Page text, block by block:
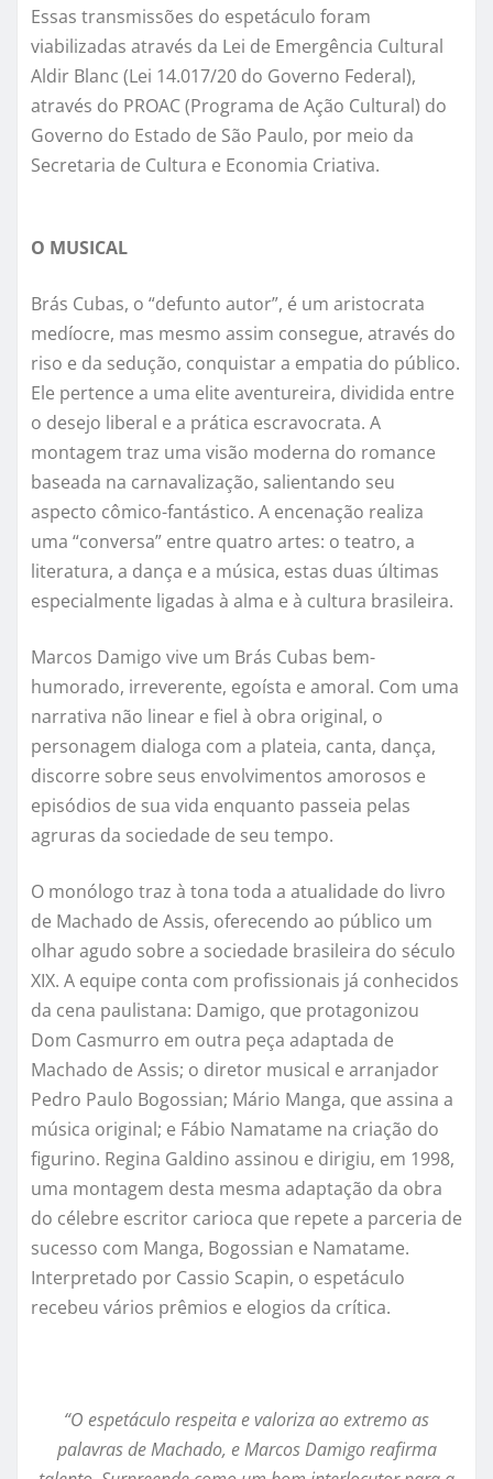
Essas transmissões do espetáculo foram
viabilizadas através da Lei de Emergência Cultural
Aldir Blanc (Lei 14.017/20 do Governo Federal),
através do PROAC (Programa de Ação Cultural) do
Governo do Estado de São Paulo, por meio da
Secretaria de Cultura e Economia Criativa.
O MUSICAL
Brás Cubas, o “defunto autor”, é um aristocrata
medíocre, mas mesmo assim consegue, através do
riso e da sedução, conquistar a empatia do público.
Ele pertence a uma elite aventureira, dividida entre
o desejo liberal e a prática escravocrata. A
montagem traz uma visão moderna do romance
baseada na carnavalização, salientando seu
aspecto cômico-fantástico. A encenação realiza
uma “conversa” entre quatro artes: o teatro, a
literatura, a dança e a música, estas duas últimas
especialmente ligadas à alma e à cultura brasileira.
Marcos Damigo vive um Brás Cubas bem-
humorado, irreverente, egoísta e amoral. Com uma
narrativa não linear e fiel à obra original, o
personagem dialoga com a plateia, canta, dança,
discorre sobre seus envolvimentos amorosos e
episódios de sua vida enquanto passeia pelas
agruras da sociedade de seu tempo.
O monólogo traz à tona toda a atualidade do livro
de Machado de Assis, oferecendo ao público um
olhar agudo sobre a sociedade brasileira do século
XIX. A equipe conta com profissionais já conhecidos
da cena paulistana: Damigo, que protagonizou
Dom Casmurro em outra peça adaptada de
Machado de Assis; o diretor musical e arranjador
Pedro Paulo Bogossian; Mário Manga, que assina a
música original; e Fábio Namatame na criação do
figurino. Regina Galdino assinou e dirigiu, em 1998,
uma montagem desta mesma adaptação da obra
do célebre escritor carioca que repete a parceria de
sucesso com Manga, Bogossian e Namatame.
Interpretado por Cassio Scapin, o espetáculo
recebeu vários prêmios e elogios da crítica.
“O espetáculo respeita e valoriza ao extremo as
palavras de Machado, e Marcos Damigo reafirma